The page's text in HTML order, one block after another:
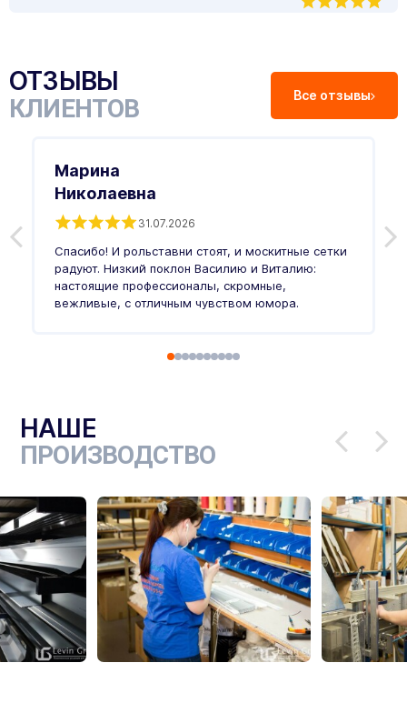
ОТЗЫВЫ
КЛИЕНТОВ Все отзывы
Марина
Николаевна
31.07.2026
Спасибо! И рольставни стоят, и москитные сетки
радуют. Низкий поклон Василию и Виталию:
настоящие профессионалы, скромные,
вежливые, с отличным чувством юмора.
НАШЕ
ПРОИЗВОДСТВО